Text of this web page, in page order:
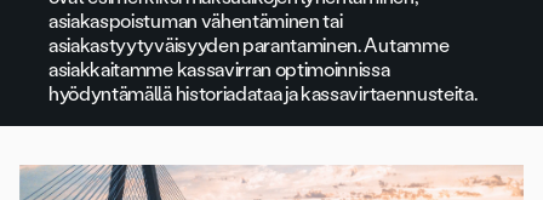
asiakaspoistuman vähentäminen tai
asiakastyytyväisyyden parantaminen. Autamme
asiakkaitamme kassavirran optimoinnissa
hyödyntämällä historiadataa ja kassavirtaennusteita.